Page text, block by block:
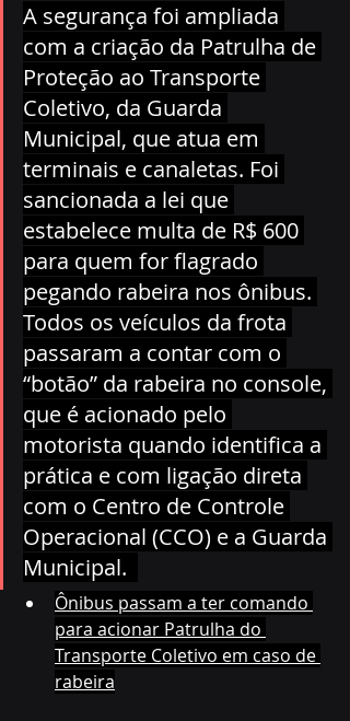
A segurança foi ampliada
com a criação da Patrulha de
Proteção ao Transporte
Coletivo, da Guarda
Municipal, que atua em
terminais e canaletas. Foi
sancionada a lei que
estabelece multa de R$ 600
para quem for flagrado
pegando rabeira nos ônibus.
Todos os veículos da frota
passaram a contar com o
“botão” da rabeira no console,
que é acionado pelo
motorista quando identifica a
prática e com ligação direta
com o Centro de Controle
Operacional (CCO) e a Guarda
Municipal.
Ônibus passam a ter comando
para acionar Patrulha do
Transporte Coletivo em caso de
rabeira